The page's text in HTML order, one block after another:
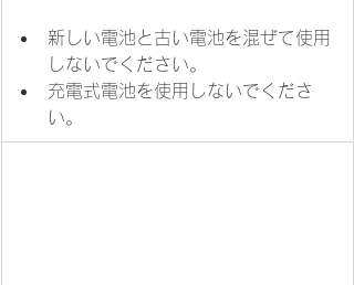
新しい電池と古い電池を混ぜて使用
しないでください。
充電式電池を使用しないでくださ
い。